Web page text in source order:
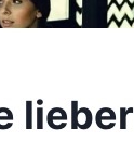
lieber